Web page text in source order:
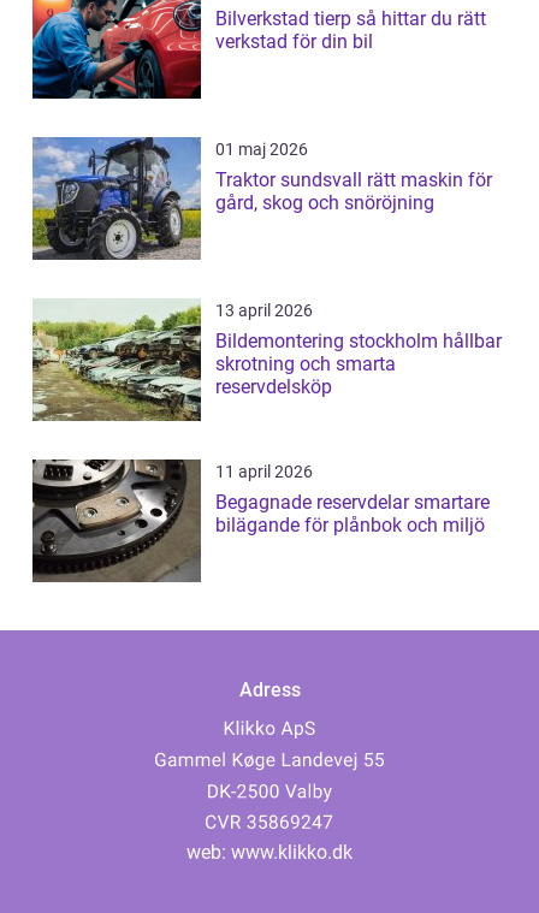
Bilverkstad tierp så hittar du rätt
verkstad för din bil
01 maj 2026
Traktor sundsvall rätt maskin för
gård, skog och snöröjning
13 april 2026
Bildemontering stockholm hållbar
skrotning och smarta
reservdelsköp
11 april 2026
Begagnade reservdelar smartare
bilägande för plånbok och miljö
Adress
web: www.klikko.dk